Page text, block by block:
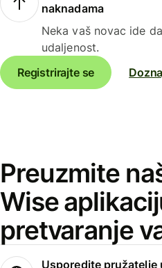
naknadama
Neka vaš novac ide
udaljenost.
Registrirajte se
Preuzmite
Wise
pretvaranje
Usporedite pružatelje